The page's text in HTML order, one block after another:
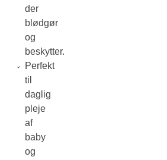
der
blødgør
og
beskytter.
Perfekt
til
daglig
pleje
af
baby
og